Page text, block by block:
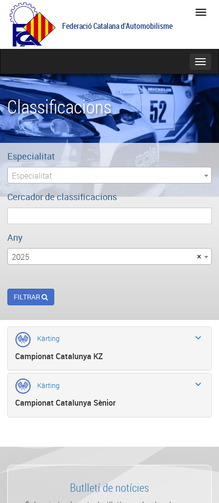
Federació Catalana d'Automobilisme
Classificacions
Especialitat
Especialitat
Cercador de classificacions
Any
×
2025
FILTRAR
Kàrting
Campionat Catalunya KZ
Kàrting
Campionat Catalunya Sènior
Butlletí de notícies